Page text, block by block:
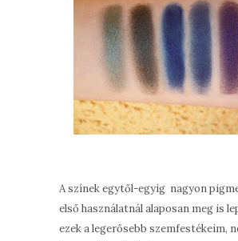
A színek egytől-egyig nagyon
első használatnál alaposan meg is
ezek a legerősebb szemfestékeim,